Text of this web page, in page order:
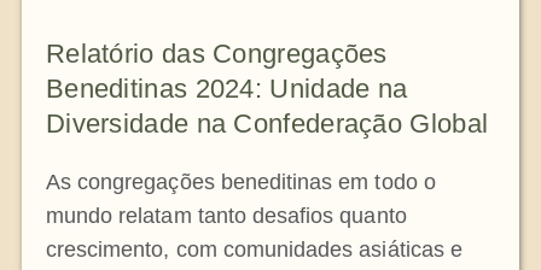
Relatório das Congregações
Beneditinas 2024: Unidade na
Diversidade na Confederação Global
As congregações beneditinas em todo o
mundo relatam tanto desafios quanto
crescimento, com comunidades asiáticas e